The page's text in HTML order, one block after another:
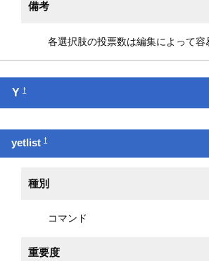
備考
各選択肢の投票数は編集によって容
Y†
yetlist†
種別
コマンド
重要度